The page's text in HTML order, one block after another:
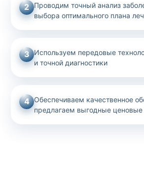
2
Проводим точный анализ
выбора оптимального плана
3 Используем передовые
и точной диагностики
4 Обеспечиваем качественное
предлагаем выгодные ценовые